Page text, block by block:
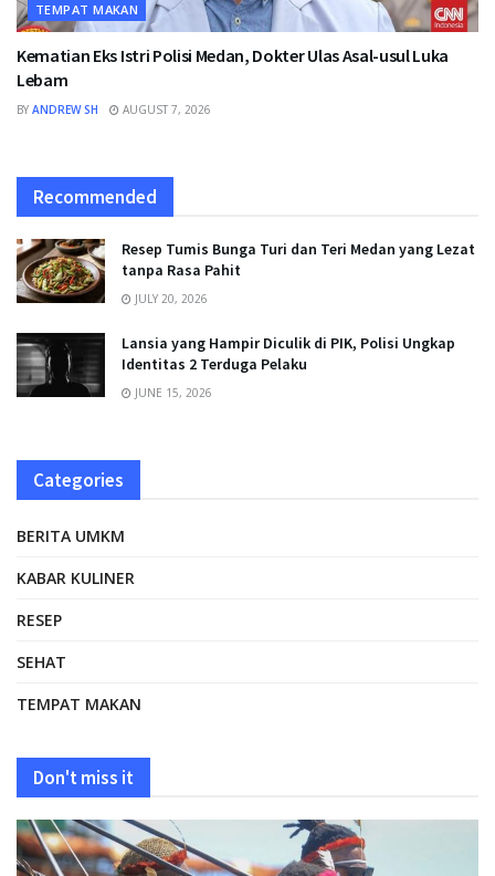
TEMPAT MAKAN
Kematian Eks Istri Polisi Medan, Dokter Ulas Asal-usul Luka
Lebam
BY ANDREW SH AUGUST 7, 2026
Recommended
Resep Tumis Bunga Turi dan Teri Medan yang Lezat
tanpa Rasa Pahit
JULY 20, 2026
Lansia yang Hampir Diculik di PIK, Polisi Ungkap
Identitas 2 Terduga Pelaku
JUNE 15, 2026
Categories
BERITA UMKM
KABAR KULINER
RESEP
SEHAT
TEMPAT MAKAN
Don't miss it